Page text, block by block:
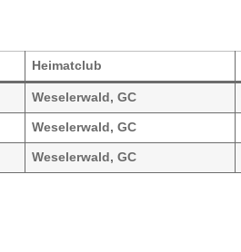
Heimatclub
Weselerwald, GC
Weselerwald, GC
Weselerwald, GC